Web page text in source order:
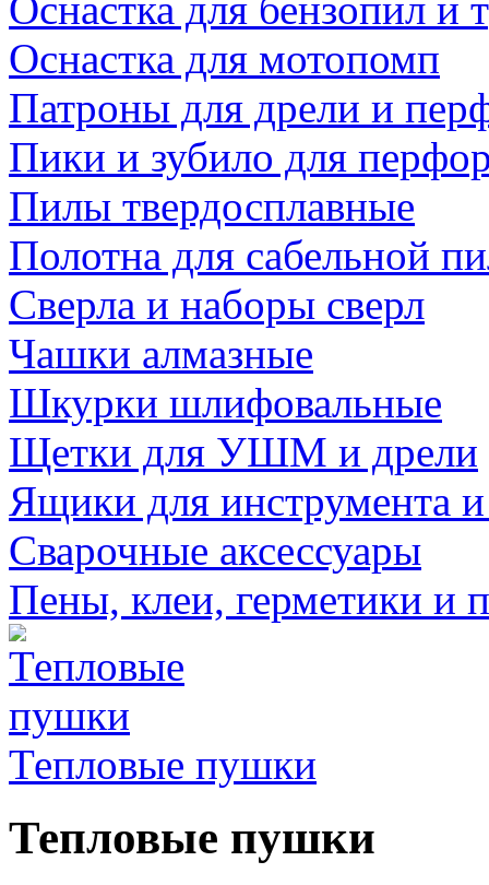
Оснастка для бензопил и
Оснастка для мотопомп
Патроны для дрели и
Пики и зубило для
Пилы твердосплавные
Полотна для сабельной
Сверла и наборы сверл
Чашки алмазные
Шкурки шлифовальные
Щетки для УШМ и дрели
Ящики для инструмента
Сварочные аксессуары
Пены, клеи, герметики и
Тепловые пушки
Тепловые пушки